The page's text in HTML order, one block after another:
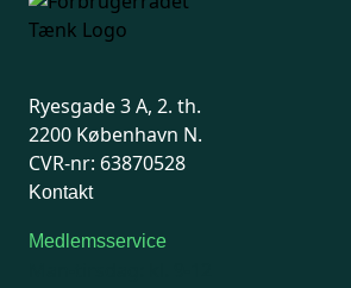
Ryesgade 3 A, 2. th.
2200 København N.
CVR-nr: 63870528
Kontakt
Medlemsservice